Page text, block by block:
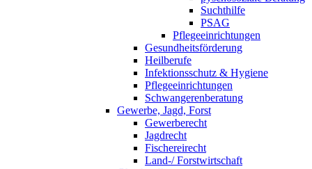
Suchthilfe
PSAG
Pflegeeinrichtungen
Gesundheitsförderung
Heilberufe
Infektionsschutz & Hygiene
Pflegeeinrichtungen
Schwangerenberatung
Gewerbe, Jagd, Forst
Gewerberecht
Jagdrecht
Fischereirecht
Land-/ Forstwirtschaft